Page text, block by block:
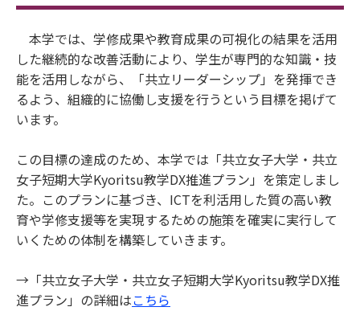
本学では、学修成果や教育成果の可視化の結果を活用
した継続的な改善活動により、学生が専門的な知識・技
能を活用しながら、「共立リーダーシップ」を発揮でき
るよう、組織的に協働し支援を行うという目標を掲げて
います。
この目標の達成のため、本学では「共立女子大学・共立
女子短期大学Kyoritsu教学DX推進プラン」を策定しまし
た。このプランに基づき、ICTを利活用した質の高い教
育や学修支援等を実現するための施策を確実に実行して
いくための体制を構築していきます。
→「共立女子大学・共立女子短期大学Kyoritsu教学DX推
進プラン」の詳細はこちら